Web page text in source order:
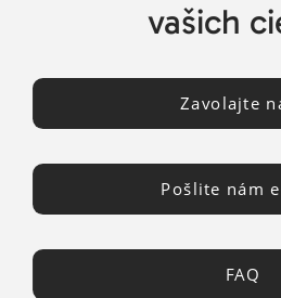
vašich
Zavolajte
Pošlite nám
FAQ